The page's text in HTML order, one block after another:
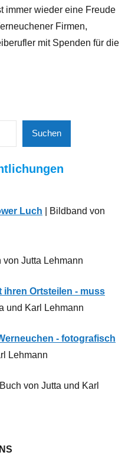
immer wieder eine Freude
Firmen,
mit Spenden für die
Suchen
Luch | Bildband von
von Jutta Lehmann
ihren Ortsteilen - muss
und Karl Lehmann
- fotografisch
Lehmann
Buch von Jutta und Karl